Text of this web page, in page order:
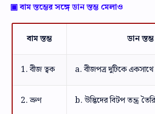
▣ বাম স্তম্ভের সঙ্গে ডান স্তম্ভ মেলাও
বাম স্তম্ভ ডান স্তম্ভ
1. বীজ ত্বক a. বীজপত্র দুটিকে
2. ভ্রুণ b. উদ্ভিদের বিটপ তন্ত্র